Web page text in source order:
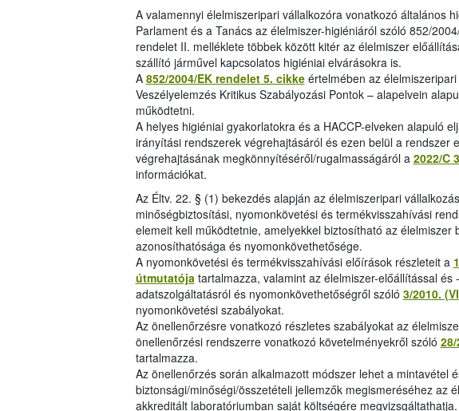
A valamennyi élelmiszeripari vállalkozóra vonatkozó általános
Parlament és a Tanács az élelmiszer-higiéniáról szóló 852/
rendelet II. melléklete többek között kitér az élelmiszer
szállító járművel kapcsolatos higiéniai elvárásokra is.
A 852/2004/EK rendelet 5. cikkeértelmében az
Veszélyelemzés Kritikus Szabályozási Pontok – alapelvein
működtetni.
A helyes higiéniai gyakorlatokra és a HACCP-elveken alapuló
irányítási rendszerek végrehajtásáról és ezen belül a rendszer
végrehajtásának megkönnyítéséről/rugalmasságáról a 2022/C
információkat.
Az Éltv. 22. § (1) bekezdés alapján az élelmiszeripari
minőségbiztosítási, nyomonkövetési és termékvisszahívási
elemeit kell működtetnie, amelyekkel biztosítható az élelmiszer
azonosíthatósága és nyomonkövethetősége.
A nyomonkövetési és termékvisszahívási előírások részleteit a
útmutatójatartalmazza, valamint az élelmiszer-előállítással és
adatszolgáltatásról és nyomonkövethetőségről szóló 3/2010.
nyomonkövetési szabályokat.
Az önellenőrzésre vonatkozó részletes szabályokat az
önellenőrzési rendszerre vonatkozó követelményekről szóló
tartalmazza.
Az önellenőrzés során alkalmazott módszer lehet a mintavétel
biztonsági/minőségi/összetételi jellemzők megismeréséhez az
akkreditált laboratóriumban saját költségére